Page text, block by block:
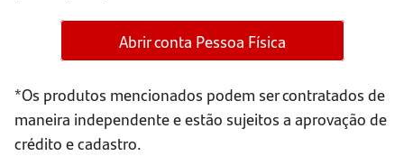
Abrir conta Pessoa Física
*Os produtos mencionados podem ser contratados de
maneira independente e estão sujeitos a aprovação de
crédito e cadastro.